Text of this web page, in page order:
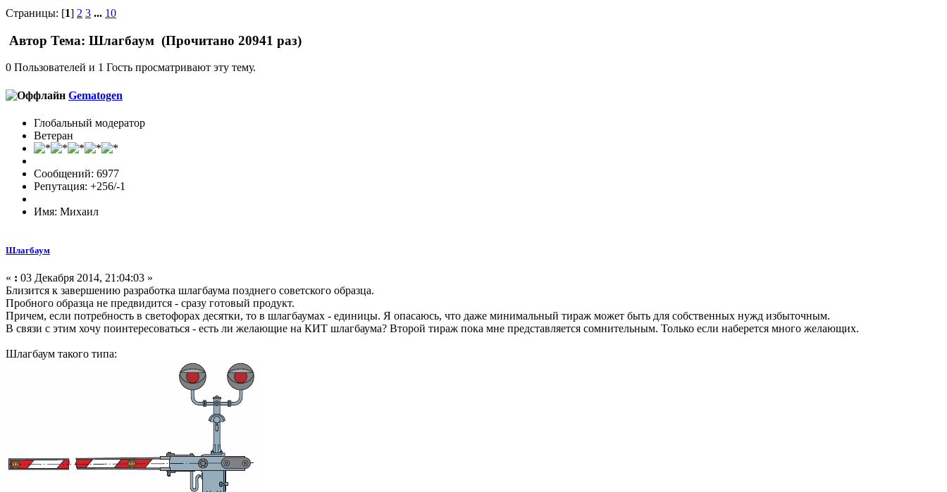
Страницы: [1] 2 3 ... 10
Автор Тема: Шлагбаум (Прочитано 20941 раз)
0 Пользователей и 1 Гость просматривают эту тему.
Gematogen
Глобальный модератор
Ветеран
Сообщений: 6977
Репутация: +256/-1
Имя: Михаил
Шлагбаум
« : 03 Декабря 2014, 21:04:03 »
Близится к завершению разработка шлагбаума позднего советского образца.
Пробного образца не предвидится - сразу готовый продукт.
Причем, если потребность в светофорах десятки, то в шлагбаумах - единицы. Я опасаюсь, что даже минимальный тираж может быть для собственных нужд избыточным.
В связи с этим хочу поинтересоваться - есть ли желающие на КИТ шлагбаума? Второй тираж пока мне представляется сомнительным. Только если наберется много желающих.
Шлагбаум такого типа: